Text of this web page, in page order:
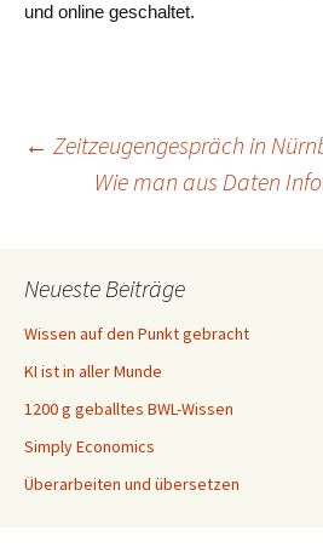
und online geschaltet.
← Zeitzeugengespräch in
Wie man aus Daten
Neueste Beiträge
Wissen auf den Punkt gebracht
KI ist in aller Munde
1200 g geballtes BWL-Wissen
Simply Economics
Überarbeiten und übersetzen